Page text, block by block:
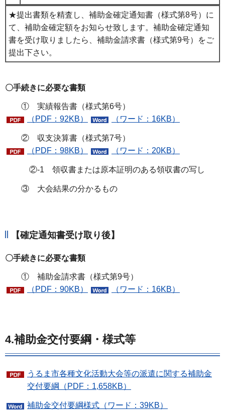
★提出書類を精査し、補助金確定通知書（様式第8号）に
て、補助金確定額をお知らせ致します。補助金確定通知
書を受け取りましたら、補助金請求書（様式第9号）をご
提出下さい。
〇手続きに必要な書類
① 実績報告書（様式第6号）
（PDF：92KB）
（ワード：16KB）
② 収支決算書（様式第7号）
（PDF：98KB）
（ワード：20KB）
②-1 領収書または原本証明のある領収書の写し
③ 大会結果の分かるもの
【確定通知書受け取り後】
〇手続きに必要な書類
① 補助金請求書（様式第9号）
（PDF：90KB）
（ワード：16KB）
4.補助金交付要綱・様式等
うるま市各種文化活動大会等の派遣に関する補助金
交付要綱（PDF：1,658KB）
補助金交付要綱様式（ワード：39KB）